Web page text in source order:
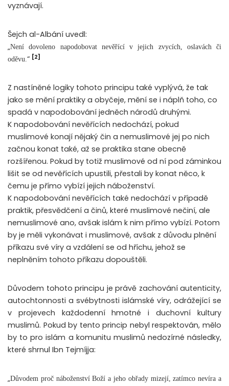
vyznávají.
Šejch al-Albání uvedl:
„Není dovoleno napodobovat nevěřící v jejich zvycích, oslavách či
oděvu. “ [2]
Z nastíněné logiky tohoto principu také vyplývá, že tak
jako se mění praktiky a obyčeje, mění se i náplň toho, co
spadá v napodobování jedněch národů druhými.
K napodobování nevěřících nedochází, pokud
muslimové konají nějaký čin a nemuslimové jej po nich
začnou konat také, až se praktika stane obecně
rozšířenou. Pokud by totiž muslimové od ní pod záminkou
lišit se od nevěřících upustili, přestali by konat něco, k
čemu je přímo vybízí jejich náboženství.
K napodobování nevěřících také nedochází v případě
praktik, přesvědčení a činů, které muslimové nečiní, ale
nemuslimové ano, avšak islám k nim přímo vybízí. Potom
by je měli vykonávat i muslimové, avšak z důvodu plnění
příkazu své víry a vzdálení se od hříchu, jehož se
neplněním tohoto příkazu dopouštěli.
Důvodem tohoto principu je právě zachování autenticity,
autochtonnosti a svébytnosti islámské víry, odrážející se
v projevech každodenní hmotné i duchovní kultury
muslimů. Pokud by tento princip nebyl respektován, mělo
by to pro islám a komunitu muslimů nedozírné následky,
které shrnul Ibn Tejmíjja:
„Důvodem proč náboženství Boží a jeho obřady mizejí, zatímco nevíra a